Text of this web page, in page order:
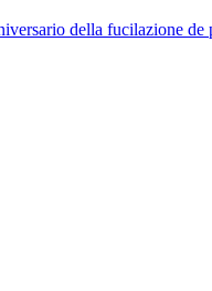
della fucilazione